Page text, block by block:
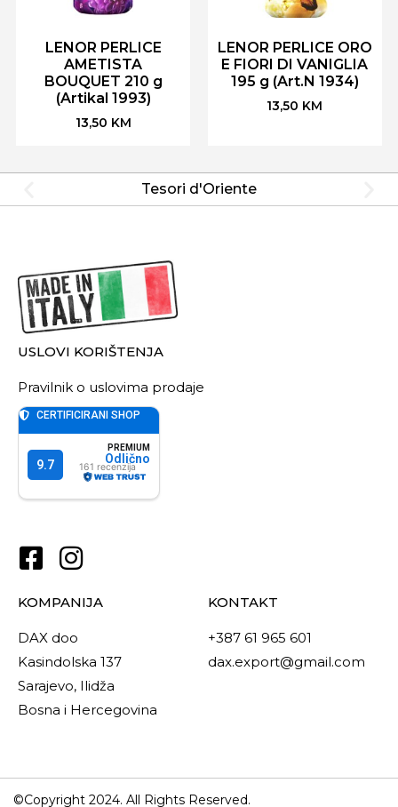
LENOR PERLICE
AMETISTA
BOUQUET 210 g
(Artikal 1993)
13,50 KM
LENOR PERLICE ORO
E FIORI DI VANIGLIA
195 g (Art.N 1934)
13,50 KM
Tesori d'Oriente
USLOVI KORIŠTENJA
Pravilnik o uslovima prodaje
KOMPANIJA
DAX doo
Kasindolska 137
Sarajevo, Ilidža
Bosna i Hercegovina
KONTAKT
+387 61 965 601
dax.export@gmail.com
©Copyright 2024. All Rights Reserved.